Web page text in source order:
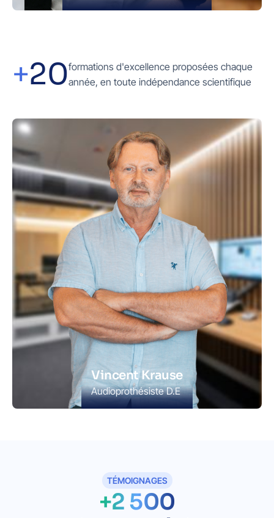
Vincent Krause
Audioprothésiste D.E
+20formations d'excellence proposées chaque
année, en toute indépendance scientifique
TÉMOIGNAGES
+2 500